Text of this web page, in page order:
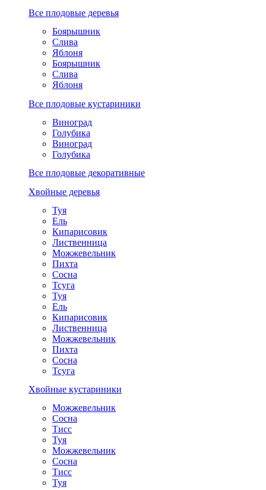
Все плодовые деревья
Боярышник
Слива
Яблоня
Боярышник
Слива
Яблоня
Все плодовые кустариники
Виноград
Голубика
Виноград
Голубика
Все плодовые декоративные
Хвойные деревья
Туя
Ель
Кипарисовик
Лиственница
Можжевельник
Пихта
Сосна
Тсуга
Туя
Ель
Кипарисовик
Лиственница
Можжевельник
Пихта
Сосна
Тсуга
Хвойные кустариники
Можжевельник
Сосна
Тисс
Туя
Можжевельник
Сосна
Тисс
Туя